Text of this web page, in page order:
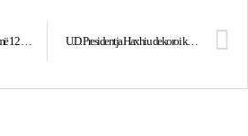
U.D. Presidentja Haxhiu dekoroi komandant Adem Shehin me “Urdhrin e Lirisë”